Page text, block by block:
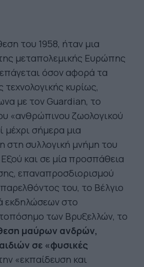
του 1958, ήταν μια
μεταπολεμικής Ευρώπης
όσον αφορά τα
τεχνολογικής κυρίως,
με τον Guardian, το
«ανθρώπινου ζωολογικού
μέχρι σήμερα μια
στη συλλογική μνήμη του
και σε μία προσπάθεια
επαναπροσδιορισμού
του, το Βέλγιο
εκδηλώσεων στο
των Βρυξελλών, το
μαύρων ανδρών,
σε «φυσικές
«εκπαίδευση και